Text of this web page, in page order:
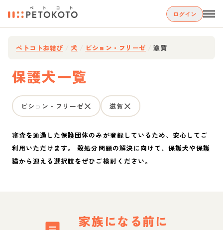
ログイン
ペトコトお結び 犬 ビション・フリーゼ 滋賀
保護犬一覧
ビション・フリーゼ 滋賀
審査を通過した保護団体のみが登録しているため、安心してご
利用いただけます。 殺処分問題の解決に向けて、保護犬や保護
猫から迎える選択肢をぜひご検討ください。
家族になる前に